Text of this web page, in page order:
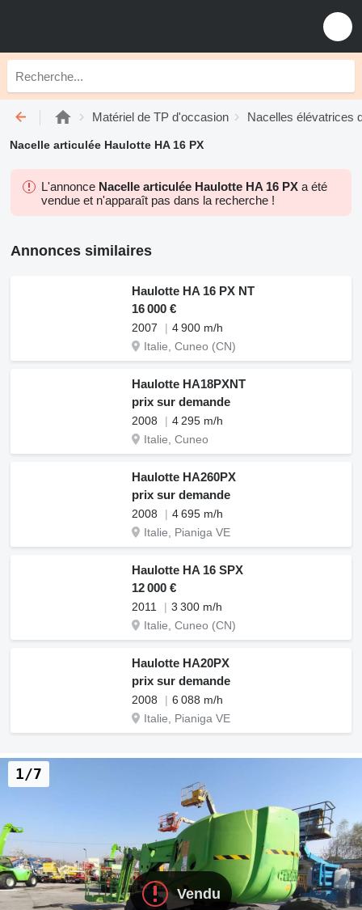
Matériel de TP d'occasion Nacelles élévatrices
Nacelle articulée Haulotte HA 16 PX
L'annonce Nacelle articulée Haulotte HA 16 PX a été
vendue et n'apparaît pas dans la recherche !
Annonces similaires
Haulotte HA 16 PX NT
16 000 €
2007
4 900 m/h
Italie, Cuneo (CN)
Haulotte HA18PXNT
prix sur demande
2008
4 295 m/h
Italie, Cuneo
Haulotte HA260PX
prix sur demande
2008
4 695 m/h
Italie, Pianiga VE
Haulotte HA 16 SPX
12 000 €
2011
3 300 m/h
Italie, Cuneo (CN)
Haulotte HA20PX
prix sur demande
2008
6 088 m/h
Italie, Pianiga VE
Vendu
1/7